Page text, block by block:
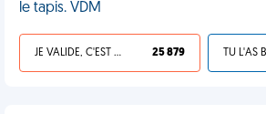
le tapis. VDM
JE VALIDE, C'EST UNE VDM 25 879